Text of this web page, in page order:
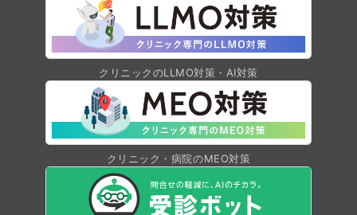
クリニックのLLMO対策・AI対策
クリニック・病院のMEO対策